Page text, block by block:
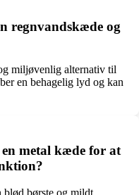
regnvandskæde og
miljøvenlig alternativ til
en behagelig lyd og kan
metal kæde for at